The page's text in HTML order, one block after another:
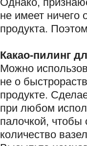
не имеет ничего
продукта.
Какао-пилинг
Можно
не о
продукте.
при любом
палочкой, чтобы
количество